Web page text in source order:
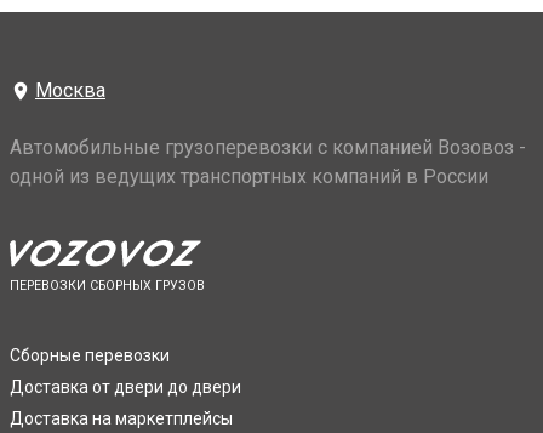
Москва
Автомобильные грузоперевозки с компанией Возовоз -
одной из ведущих транспортных компаний в России
ПЕРЕВОЗКИ СБОРНЫХ ГРУЗОВ
Сборные перевозки
Доставка от двери до двери
Доставка на маркетплейсы